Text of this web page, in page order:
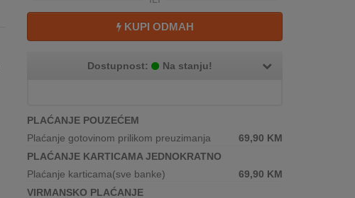
KUPI ODMAH
Dostupnost: Na stanju!
PLAĆANJE POUZEĆEM
Plaćanje gotovinom prilikom preuzimanja
69,90 KM
PLAĆANJE KARTICAMA JEDNOKRATNO
Plaćanje karticama(sve banke)
69,90 KM
VIRMANSKO PLAĆANJE